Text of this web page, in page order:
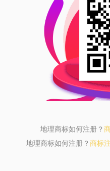
地理商标如何注册？
地理商标如何注册？ 商标